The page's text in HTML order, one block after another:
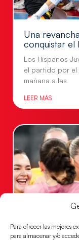
Para ofrecer las mejores
para almacenar y/o
Una
conquistar el
Los Hispanos
el partido por
mañana a las
LEER MÁS